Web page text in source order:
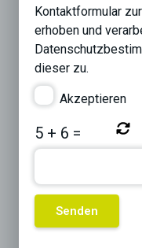
Kontaktformular
erhoben und
dieser zu.
Akzeptieren
5 + 6 =